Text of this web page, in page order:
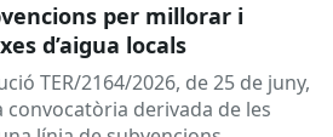
per millorar i
d’aigua locals
TER/2164/2026, de 25 de juny,
convocatòria derivada de les